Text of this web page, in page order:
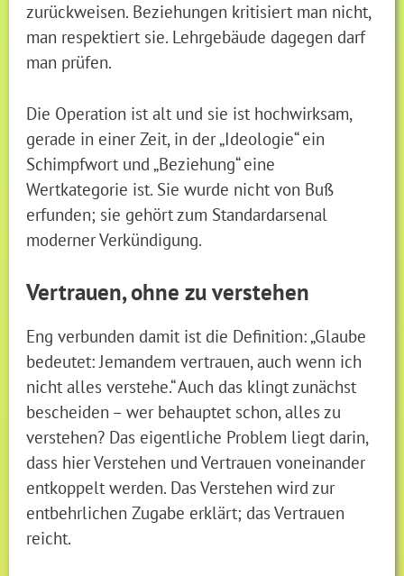
zurückweisen. Beziehungen kritisiert man nicht,
man respektiert sie. Lehrgebäude dagegen darf
man prüfen.
Die Operation ist alt und sie ist hochwirksam,
gerade in einer Zeit, in der „Ideologie“ ein
Schimpfwort und „Beziehung“ eine
Wertkategorie ist. Sie wurde nicht von Buß
erfunden; sie gehört zum Standardarsenal
moderner Verkündigung.
Vertrauen, ohne zu verstehen
Eng verbunden damit ist die Definition: „Glaube
bedeutet: Jemandem vertrauen, auch wenn ich
nicht alles verstehe.“ Auch das klingt zunächst
bescheiden – wer behauptet schon, alles zu
verstehen? Das eigentliche Problem liegt darin,
dass hier Verstehen und Vertrauen voneinander
entkoppelt werden. Das Verstehen wird zur
entbehrlichen Zugabe erklärt; das Vertrauen
reicht.